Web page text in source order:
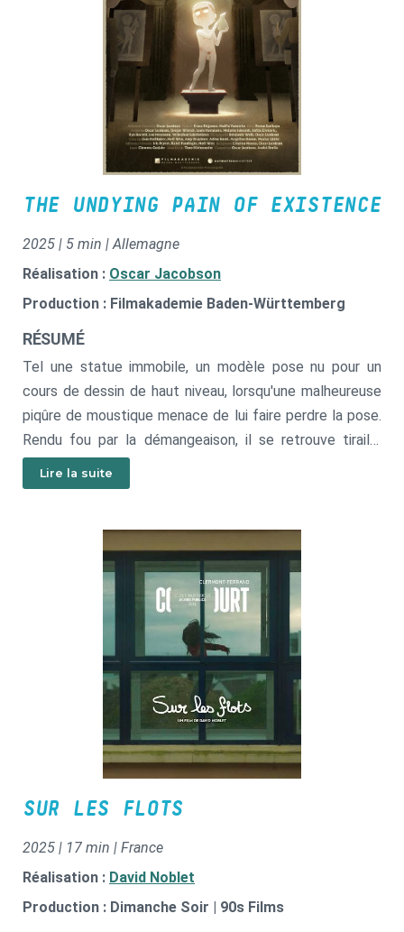
THE UNDYING PAIN OF EXISTENCE
2025 | 5 min | Allemagne
Réalisation : Oscar Jacobson
Production : Filmakademie Baden-Württemberg
RÉSUMÉ
Tel une statue immobile, un modèle pose nu pour un
cours de dessin de haut niveau, lorsqu'une malheureuse
piqûre de moustique menace de lui faire perdre la pose.
Rendu fou par la démangeaison, il se retrouve tiraillé
entre un implacable besoin de perfection et ses
pulsions animales les plus débridées.
Lire la suite
SUR LES FLOTS
2025 | 17 min | France
Réalisation : David Noblet
Production : Dimanche Soir | 90s Films